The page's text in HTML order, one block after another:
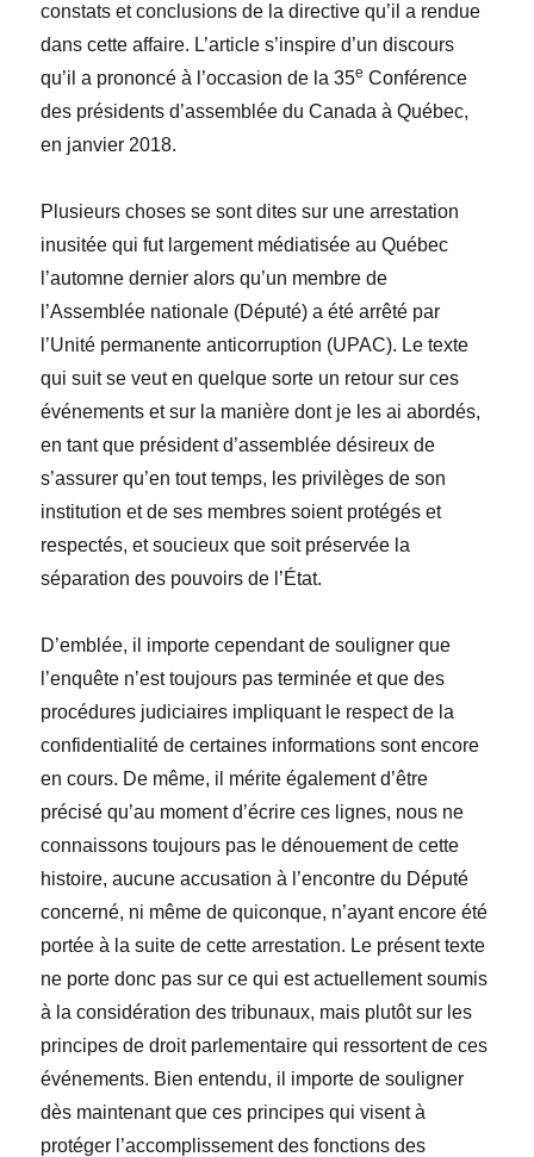
constats et conclusions de la directive qu’il a rendue
dans cette affaire. L’article s’inspire d’un discours
qu’il a prononcé à l’occasion de la 35e Conférence
des présidents d’assemblée du Canada à Québec,
en janvier 2018.
Plusieurs choses se sont dites sur une arrestation
inusitée qui fut largement médiatisée au Québec
l’automne dernier alors qu’un membre de
l’Assemblée nationale (Député) a été arrêté par
l’Unité permanente anticorruption (UPAC). Le texte
qui suit se veut en quelque sorte un retour sur ces
événements et sur la manière dont je les ai abordés,
en tant que président d’assemblée désireux de
s’assurer qu’en tout temps, les privilèges de son
institution et de ses membres soient protégés et
respectés, et soucieux que soit préservée la
séparation des pouvoirs de l’État.
D’emblée, il importe cependant de souligner que
l’enquête n’est toujours pas terminée et que des
procédures judiciaires impliquant le respect de la
confidentialité de certaines informations sont encore
en cours. De même, il mérite également d’être
précisé qu’au moment d’écrire ces lignes, nous ne
connaissons toujours pas le dénouement de cette
histoire, aucune accusation à l’encontre du Député
concerné, ni même de quiconque, n’ayant encore été
portée à la suite de cette arrestation. Le présent texte
ne porte donc pas sur ce qui est actuellement soumis
à la considération des tribunaux, mais plutôt sur les
principes de droit parlementaire qui ressortent de ces
événements. Bien entendu, il importe de souligner
dès maintenant que ces principes qui visent à
protéger l’accomplissement des fonctions des